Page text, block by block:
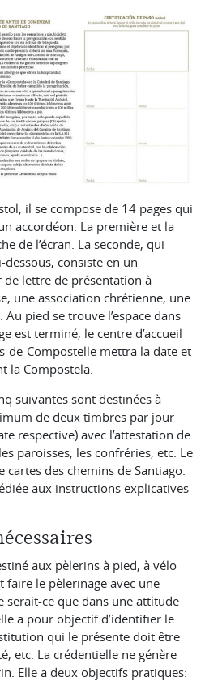
il se compose de 14 pages qui
accordéon. La première et la
de l’écran. La seconde, qui
dessous, consiste en un
lettre de présentation à
une association chrétienne, une
pied se trouve l’espace dans
est terminé, le centre d’accueil
de-Compostelle mettra la date et
la Compostela.
suivantes sont destinées à
de deux timbres par jour
respective) avec l’attestation de
paroisses, les confréries, etc. Le
des chemins de Santiago.
aux instructions explicatives
aux pèlerins à pied, à vélo
le pèlerinage avec une
serait-ce que dans une attitude
a pour objectif d’identifier le
qui le présente doit être
etc. La crédentielle ne génère
Elle a deux objectifs pratiques: